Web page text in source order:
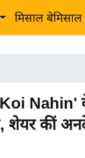
मिसाल बेमिसाल
Nahin'
शेयर कीं